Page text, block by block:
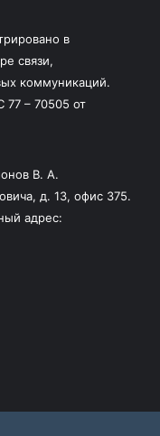
в
связи,
коммуникаций.
– 70505 от
В. А.
д. 13, офис 375.
адрес: